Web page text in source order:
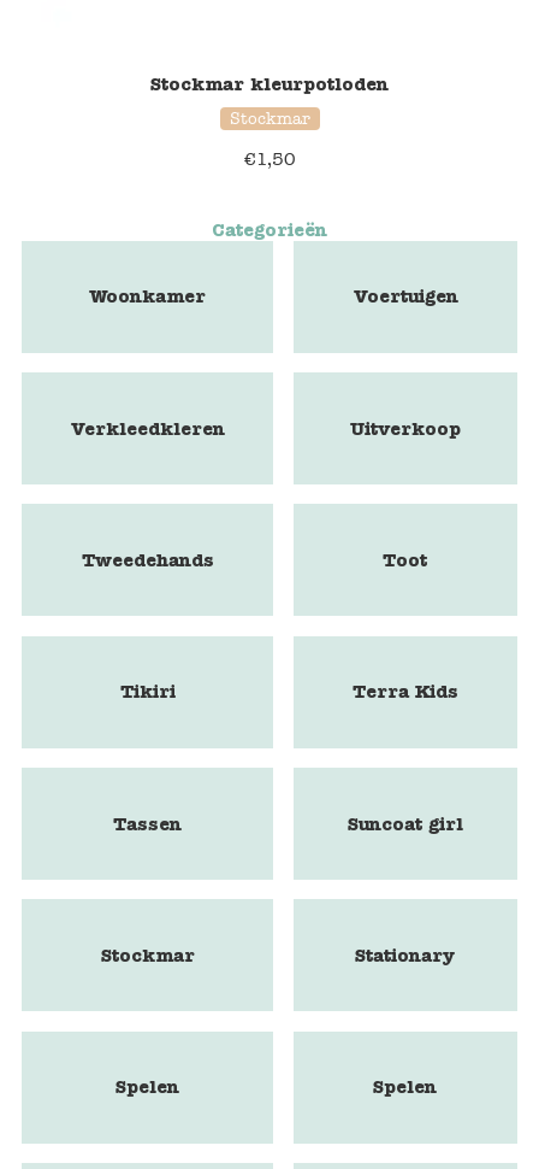
Stockmar kleurpotloden
Stockmar
€1,50
Categorieën
Woonkamer Voertuigen
Verkleedkleren Uitverkoop
Tweedehands Toot
Tikiri Terra Kids
Tassen Suncoat girl
Stockmar Stationary
Spelen Spelen